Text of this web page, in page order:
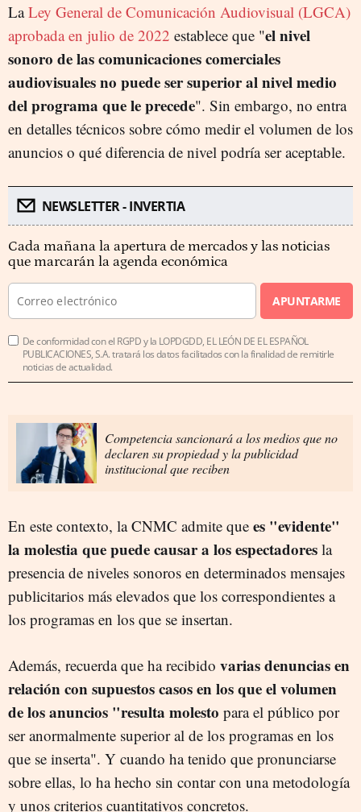
LaLey General de Comunicación Audiovisual (LGCA)
aprobada en julio de 2022 establece que "el nivel
sonoro de las comunicaciones comerciales
audiovisuales no puede ser superior al nivel medio
del programa que le precede". Sin embargo, no entra
en detalles técnicos sobre cómo medir el volumen de los
anuncios o qué diferencia de nivel podría ser aceptable.
NEWSLETTER - INVERTIA
Cada mañana la apertura de mercados y las noticias
que marcarán la agenda económica
APUNTARME
De conformidad con el RGPD y la LOPDGDD, EL LEÓN DE EL ESPAÑOL
PUBLICACIONES, S.A. tratará los datos facilitados con la finalidad de remitirle
noticias de actualidad.
Competencia sancionará a los medios que no
declaren su propiedad y la publicidad
institucional que reciben
En este contexto, la CNMC admite que es "evidente"
la molestia que puede causar a los espectadores la
presencia de niveles sonoros en determinados mensajes
publicitarios más elevados que los correspondientes a
los programas en los que se insertan.
Además, recuerda que ha recibido varias denuncias en
relación con supuestos casos en los que el volumen
de los anuncios "resulta molesto para el público por
ser anormalmente superior al de los programas en los
que se inserta". Y cuando ha tenido que pronunciarse
sobre ellas, lo ha hecho sin contar con una metodología
y unos criterios cuantitativos concretos.